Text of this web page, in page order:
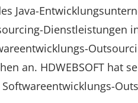
Java-
Dienstleistungen
an. HDWEBSOFT hat